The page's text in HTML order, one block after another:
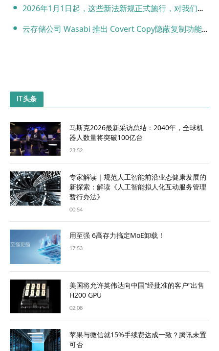
2026年1月1日起，这些新法新规正式施行，对我们的生活和工作有直接影响
云存储公司 Wasabi 推出 Covert Copy隐蔽复制功能，防勒索软件储存解决方案
IT头条
马斯克2026最新采访总结：2040年，全球机
器人数量将突破100亿台
23:52
专家解读｜规范人工智能前沿业态健康发展的
新探索：解读《人工智能拟人化互动服务管理
暂行办法》
00:54
用至强 6高存力搞定MoE卸载！
17:53
美国将允许英伟达向中国“经批准的客户”出售
H200 GPU
02:08
苹果与微信就15%手续费达成一致？腾讯未置
可否